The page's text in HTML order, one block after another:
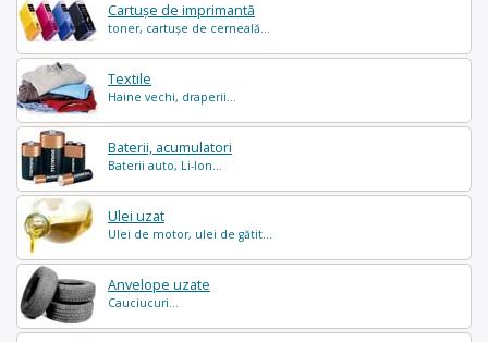
Cartușe de imprimantă
toner, cartușe de cerneală...
Textile
Haine vechi, draperii...
Baterii, acumulatori
Baterii auto, Li-Ion...
Ulei uzat
Ulei de motor, ulei de gătit...
Anvelope uzate
Cauciucuri...